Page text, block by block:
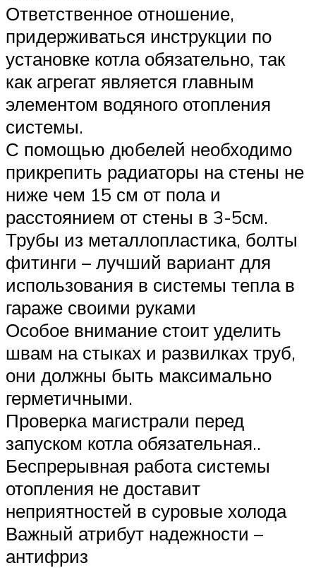
Ответственное отношение,
придерживаться инструкции по
установке котла обязательно, так
как агрегат является главным
элементом водяного отопления
системы.
С помощью дюбелей необходимо
прикрепить радиаторы на стены не
ниже чем 15 см от пола и
расстоянием от стены в 3-5см.
Трубы из металлопластика, болты
фитинги – лучший вариант для
использования в системы тепла в
гараже своими руками
Особое внимание стоит уделить
швам на стыках и развилках труб,
они должны быть максимально
герметичными.
Проверка магистрали перед
запуском котла обязательная..
Беспрерывная работа системы
отопления не доставит
неприятностей в суровые холода
Важный атрибут надежности –
антифриз